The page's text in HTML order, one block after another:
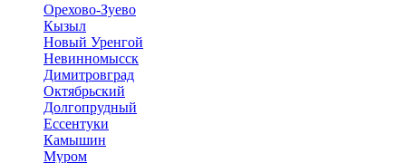
Орехово-Зуево
Кызыл
Новый Уренгой
Невинномысск
Димитровград
Октябрьский
Долгопрудный
Ессентуки
Камышин
Муром